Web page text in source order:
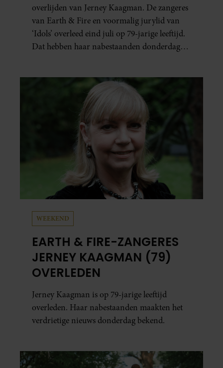
NOOIT VERGETEN’
overlijden van Jerney Kaagman. De zangeres
van Earth & Fire en voormalig jurylid van
‘Idols’ overleed eind juli op 79-jarige leeftijd.
Dat hebben haar nabestaanden donderdag
WEEKEND
EARTH & FIRE-ZANGERES
JERNEY KAAGMAN (79)
OVERLEDEN
Jerney Kaagman is op 79-jarige leeftijd
overleden. Haar nabestaanden maakten het
verdrietige nieuws donderdag bekend.